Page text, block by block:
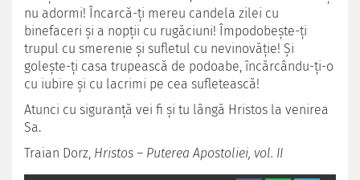
nu adormi! Încarcă-ţi mereu candela zilei cu
binefaceri şi a nopţii cu rugăciuni! Împodobeşte-ţi
trupul cu smerenie şi sufletul cu nevinovăţie! Şi
goleşte-ţi casa trupească de podoabe, încărcându-ţi-o
cu iubire şi cu lacrimi pe cea sufletească!
Atunci cu siguranţă vei fi şi tu lângă Hristos la venirea
Sa.
Traian Dorz, Hristos – Puterea Apostoliei, vol. II